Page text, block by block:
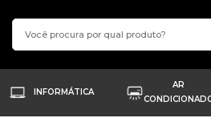
INFORMÁTICA
AR